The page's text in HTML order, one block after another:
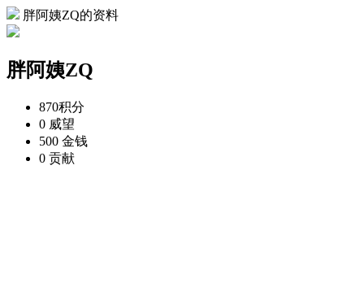
胖阿姨ZQ的资料
胖阿姨ZQ
870积分
0 威望
500 金钱
0 贡献